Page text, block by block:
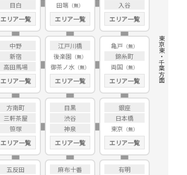
目白
エリア一覧
田端
エリア一覧
入谷
エリア一覧
中野
新宿
高田馬場
エリア一覧
江戸川橋
後楽園
御茶ノ水
エリア一覧
亀戸
錦糸町
両国
エリア一覧
方南町
三軒茶屋
笹塚
エリア一覧
目黒
渋谷
神泉
エリア一覧
銀座
日本橋
東京
エリア一覧
五反田
麻布十番
有明
東京東・千葉方面